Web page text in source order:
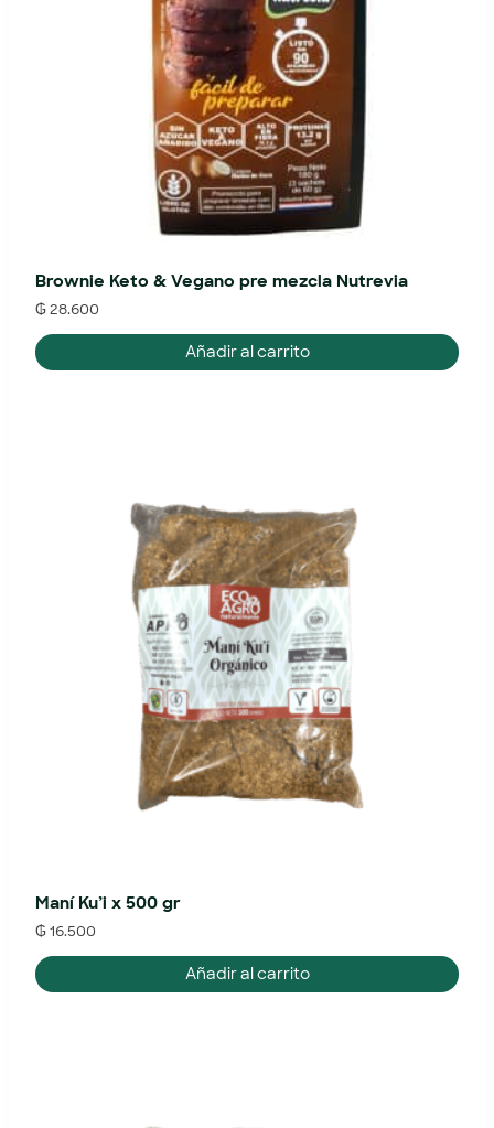
Brownie Keto & Vegano pre mezcla Nutrevia
₲28.600
Añadir al carrito
Maní Ku’i x 500 gr
₲16.500
Añadir al carrito